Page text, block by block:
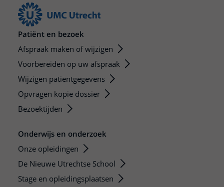
Patiënt en bezoek
Afspraak maken of wijzigen
Voorbereiden op uw afspraak
Wijzigen patiëntgegevens
Opvragen kopie dossier
Bezoektijden
Onderwijs en onderzoek
Onze opleidingen
De Nieuwe Utrechtse School
Stage en opleidingsplaatsen